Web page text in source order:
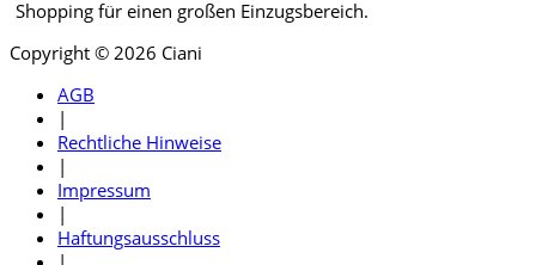
Shopping für einen großen Einzugsbereich.
Copyright © 2026 Ciani
AGB
|
Rechtliche Hinweise
|
Impressum
|
Haftungsausschluss